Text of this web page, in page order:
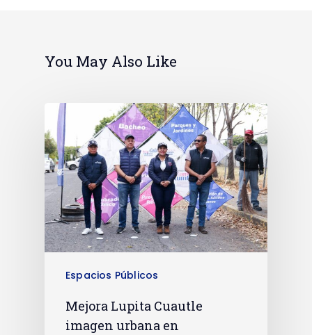
You May Also Like
Espacios Públicos
Mejora Lupita Cuautle
imagen urbana en